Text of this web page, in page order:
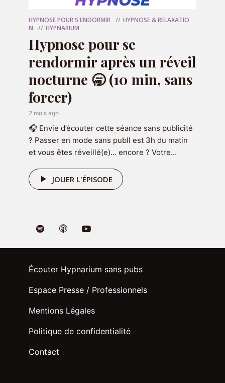
HYPNOSE POUR S'ENDORMIR
HYPNOSE & RELAXATIO
N
HYPNARIUM
Hypnose pour se
rendormir après un réveil
nocturne 🥱 (10 min, sans
forcer)
2 mois ago
🎧 Envie d’écouter cette séance sans publicité
? Passer en mode sans pubIl est 3h du matin
et vous êtes réveillé(e)… encore ? Votre...
JOUER L'ÉPISODE
Écouter Hypnarium sans pubs
Espace Presse / Professionnels
Mentions Légales
Politique de confidentialité
Contact